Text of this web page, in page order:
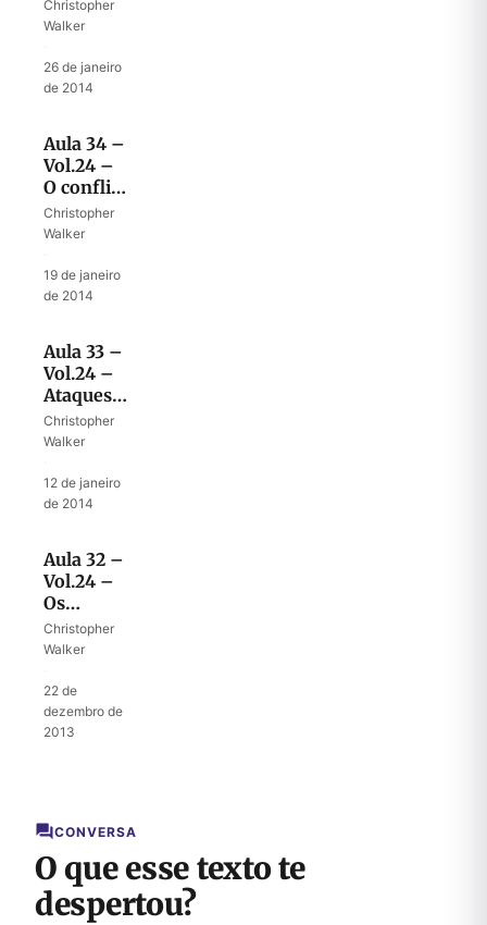
Anticristo
Christopher
Walker
26 de janeiro
de 2014
Aula 34 –
Vol.24 –
O conflito
final em
Daniel 7
Christopher
Walker
19 de janeiro
de 2014
Aula 33 –
Vol.24 –
Ataques
de
Satanás
final
Christopher
Walker
12 de janeiro
de 2014
Aula 32 –
Vol.24 –
Os
144.000 e
a
incontável
Christopher
Walker
22 de
dezembro de
2013
CONVERSA
O que esse texto te
despertou?